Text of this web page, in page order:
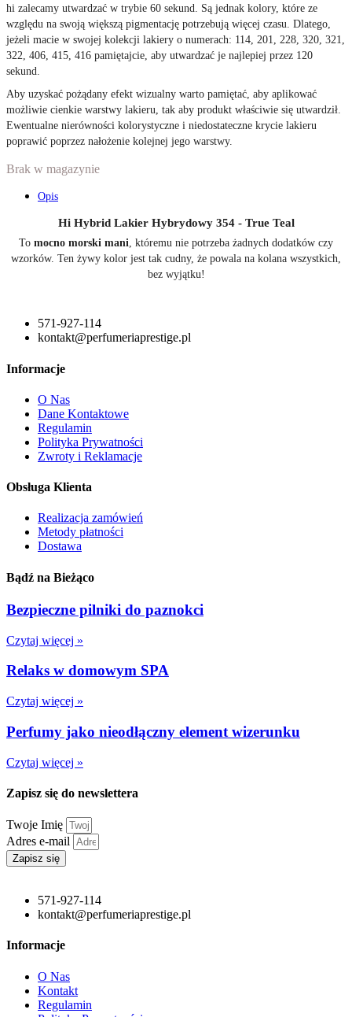
hi zalecamy utwardzać w trybie 60 sekund. Są jednak kolory, które ze
względu na swoją większą pigmentację potrzebują więcej czasu. Dlatego,
jeżeli macie w swojej kolekcji lakiery o numerach: 114, 201, 228, 320, 321,
322, 406, 415, 416 pamiętajcie, aby utwardzać je najlepiej przez 120
sekund.
Aby uzyskać pożądany efekt wizualny warto pamiętać, aby aplikować
możliwie cienkie warstwy lakieru, tak aby produkt właściwie się utwardził.
Ewentualne nierówności kolorystyczne i niedostateczne krycie lakieru
poprawić poprzez nałożenie kolejnej jego warstwy.
Brak w magazynie
Opis
Hi Hybrid Lakier Hybrydowy 354 - True Teal
To mocno morski mani, któremu nie potrzeba żadnych dodatków czy
wzorków. Ten żywy kolor jest tak cudny, że powala na kolana wszystkich,
bez wyjątku!
571-927-114
kontakt@perfumeriaprestige.pl
Informacje
O Nas
Dane Kontaktowe
Regulamin
Polityka Prywatności
Zwroty i Reklamacje
Obsługa Klienta
Realizacja zamówień
Metody płatności
Dostawa
Bądź na Bieżąco
Bezpieczne pilniki do paznokci
Czytaj więcej »
Relaks w domowym SPA
Czytaj więcej »
Perfumy jako nieodłączny element wizerunku
Czytaj więcej »
Zapisz się do newslettera
Twoje Imię
Adres e-mail
Zapisz się
571-927-114
kontakt@perfumeriaprestige.pl
Informacje
O Nas
Kontakt
Regulamin